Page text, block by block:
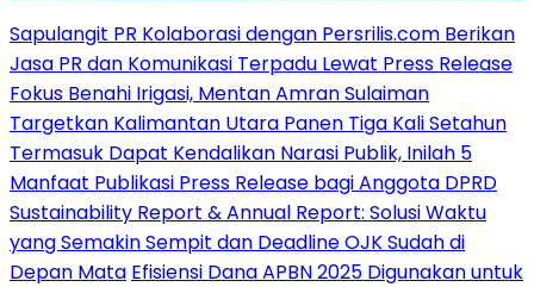
Sapulangit PR Kolaborasi dengan Persrilis.com Berikan
Jasa PR dan Komunikasi Terpadu Lewat Press Release
Fokus Benahi Irigasi, Mentan Amran Sulaiman
Targetkan Kalimantan Utara Panen Tiga Kali Setahun
Termasuk Dapat Kendalikan Narasi Publik, Inilah 5
Manfaat Publikasi Press Release bagi Anggota DPRD
Sustainability Report & Annual Report: Solusi Waktu
yang Semakin Sempit dan Deadline OJK Sudah di
Depan Mata Efisiensi Dana APBN 2025 Digunakan untuk